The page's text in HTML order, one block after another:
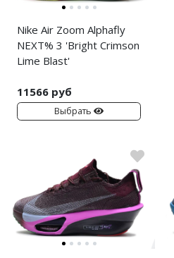
Nike Air Zoom Alphafly
NEXT% 3 'Bright Crimson
Lime Blast'
11566 руб
Выбрать
Jordan Tatum
Air Jordan 312
Air Jordan 40
Air Jordan 39
Air Jordan 37
Air Jordan 36
Air Jordan 1
adidas Samba
adidas Gazelle
adidas Handball
adidas Adistar
adidas Adizero
adidas Harden
adidas Dame